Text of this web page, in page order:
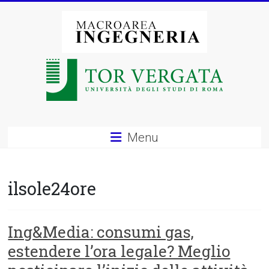
Macroarea
degli
di
Roma
Menu
ilsole24ore
Ing&Media: consumi gas,
estendere l’ora legale? Meglio